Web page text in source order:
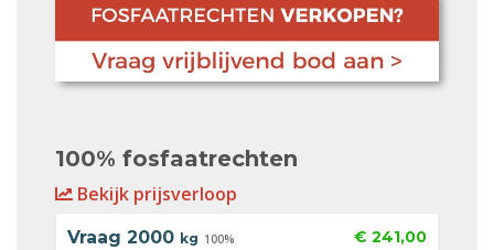
100% fosfaatrechten
Bekijk prijsverloop
Vraag 2000 kg 100% € 241,00